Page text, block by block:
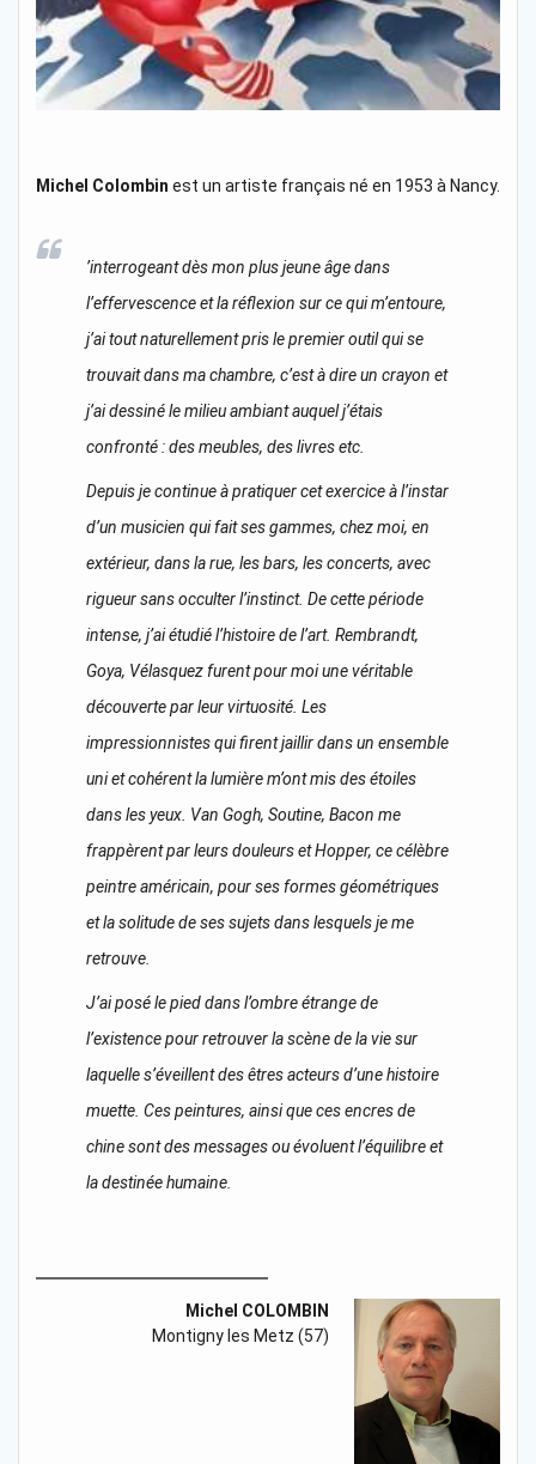
Michel Colombin est un artiste français né en 1953 à Nancy.
’interrogeant dès mon plus jeune âge dans
l’effervescence et la réflexion sur ce qui m’entoure,
j’ai tout naturellement pris le premier outil qui se
trouvait dans ma chambre, c’est à dire un crayon et
j’ai dessiné le milieu ambiant auquel j’étais
confronté : des meubles, des livres etc.
Depuis je continue à pratiquer cet exercice à l’instar
d’un musicien qui fait ses gammes, chez moi, en
extérieur, dans la rue, les bars, les concerts, avec
rigueur sans occulter l’instinct. De cette période
intense, j’ai étudié l’histoire de l’art. Rembrandt,
Goya, Vélasquez furent pour moi une véritable
découverte par leur virtuosité. Les
impressionnistes qui firent jaillir dans un ensemble
uni et cohérent la lumière m’ont mis des étoiles
dans les yeux. Van Gogh, Soutine, Bacon me
frappèrent par leurs douleurs et Hopper, ce célèbre
peintre américain, pour ses formes géométriques
et la solitude de ses sujets dans lesquels je me
retrouve.
J’ai posé le pied dans l’ombre étrange de
l’existence pour retrouver la scène de la vie sur
laquelle s’éveillent des êtres acteurs d’une histoire
muette. Ces peintures, ainsi que ces encres de
chine sont des messages ou évoluent l’équilibre et
la destinée humaine.
Michel COLOMBIN
Montigny les Metz (57)